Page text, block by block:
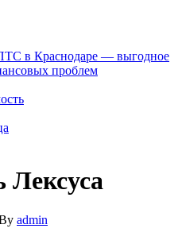
в Краснодаре — выгодное
проблем
Лексуса
admin